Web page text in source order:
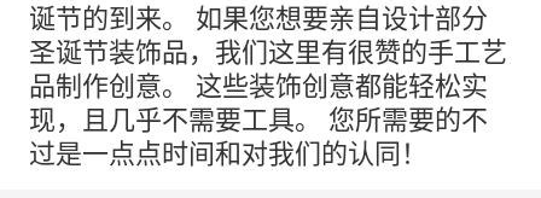
诞节的到来。 如果您想要亲自设计部分
圣诞节装饰品，我们这里有很赞的手工艺
品制作创意。 这些装饰创意都能轻松实
现，且几乎不需要工具。 您所需要的不
过是一点点时间和对我们的认同！